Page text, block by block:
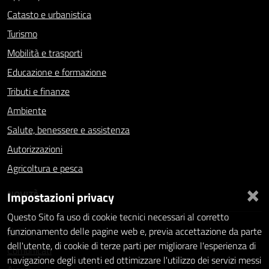
Catasto e urbanistica
Turismo
Mobilità e trasporti
Educazione e formazione
Tributi e finanze
Ambiente
Salute, benessere e assistenza
Autorizzazioni
Agricoltura e pesca
NOVITÀ
Notizie
Comunicati
×
Impostazioni privacy
Questo Sito fa uso di cookie tecnici necessari al corretto
funzionamento delle pagine web e, previa accettazione da parte
dell'utente, di cookie di terze parti per migliorare l'esperienza di
navigazione degli utenti ed ottimizzare l'utilizzo dei servizi messi